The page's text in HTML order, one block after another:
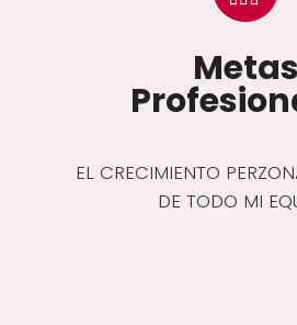
Metas
EL CRECIMIENTO
DE TODO MI